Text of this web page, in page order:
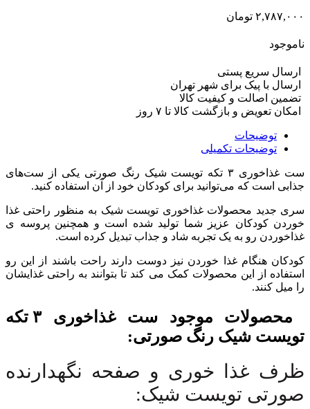
۲,۷۸۷,۰۰۰ تومان
ناموجود
ارسال سریع پستی
ارسال با پیک برای شهر تهران
تضمین اصالت و کیفیت کالا
امکان تعویض و بازگشت کالا تا ۷ روز
توضیحات
توضیحات تکمیلی
ست غذاخوری ۳ تکه تویست‌ شیک رنگ صورتی یکی از ست‌های
جذابی است که می‌توانید برای کودکان خود از آن استفاده کنید.
سری جدید محصولات غذاخوری تویست شیک به منظور راحتی غذا
خوردن کودکان عزیز شما تولید شده است و همچنین پروسه ی
غذاخوردن رو به یک تجربه شاد و جذاب تبدیل کرده است.
کودکان هنگام غذا خوردن نیز دوست دارند راحت باشند از این رو
استفاده از این محصولات کمک می کند تا بتوانند به راحتی غذایشان
را میل کنند.
محصولات موجود ست غذاخوری ۳ تکه
تویست‌ شیک رنگ صورتی:
ظرف غذا خوری و صفحه نگهدارنده
صورتی تویست شیک: